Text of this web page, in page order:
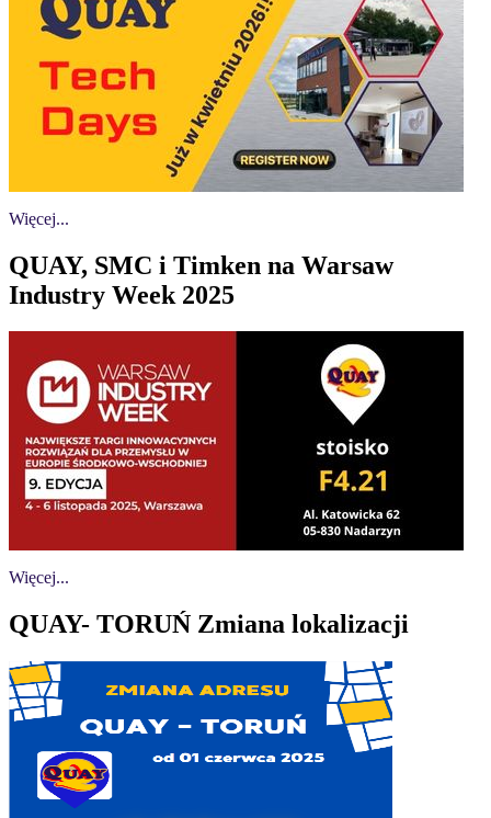
Więcej...
QUAY, SMC i Timken na Warsaw
Industry Week 2025
Więcej...
QUAY- TORUŃ Zmiana lokalizacji